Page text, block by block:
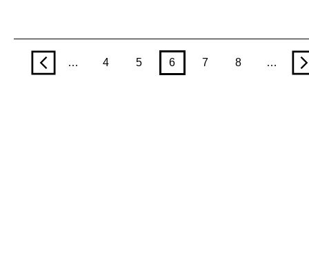
p … 4 5 6 7 8 … n